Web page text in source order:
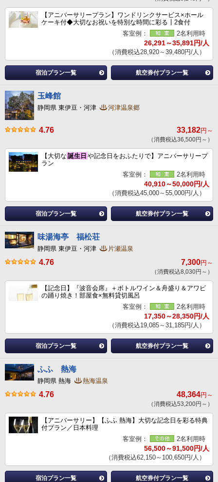
【アニバーサリープラン】ワンドリンクサービス×ホール
ケーキ付◆大切なお祝いを特別な時間に彩る┃2食付
客室例：
2名利用時
26,291～35,891円/人
（消費税込28,920～39,480円/人）
宿泊プラン一覧 航空券付プラン一覧
玉峰館
静岡県 東伊豆・河津 河津温泉郷
4.76 33,182円～
（消費税込36,500円～）
【大切な 誕生日 や記念日をおふたりで】アニバーサリープ
ラン
客室例：
2名利用時
40,910～50,000円/人
（消費税込45,000～55,000円/人）
宿泊プラン一覧 航空券付プラン一覧
味湯海亭 福松荘
静岡県 東伊豆・河津 片瀬温泉
4.76 7,300円～
（消費税込8,030円～）
【記念日】『波音会席』＋ボトルワイン＆舟盛り＆アワビ
の踊り焼き！部屋食×無料貸切風呂
客室例：
2名利用時
17,350～28,350円/人
（消費税込19,085～31,185円/人）
宿泊プラン一覧 航空券付プラン一覧
ふふ 熱海
静岡県 熱海 熱海温泉
4.76 48,364円～
（消費税込53,200円～）
【アニバーサリー】【ふふ 熱海】大切な記念日を彩る特典
付プラン／日本料理
客室例：
2名利用時
56,500～91,500円/人
（消費税込62,150～100,650円/人）
宿泊プラン一覧 航空券付プラン一覧